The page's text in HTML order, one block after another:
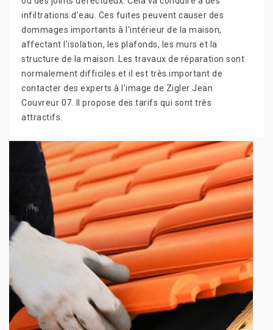
infiltrations d'eau. Ces fuites peuvent causer des
dommages importants à l'intérieur de la maison,
affectant l'isolation, les plafonds, les murs et la
structure de la maison. Les travaux de réparation sont
normalement difficiles et il est très important de
contacter des experts à l'image de Zigler Jean
Couvreur 07. Il propose des tarifs qui sont très
attractifs.